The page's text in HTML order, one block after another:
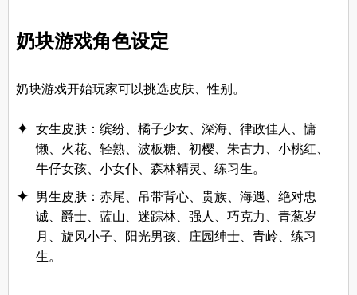
奶块游戏角色设定
奶块游戏开始玩家可以挑选皮肤、性别。
女生皮肤：缤纷、橘子少女、深海、律政佳人、慵
懒、火花、轻熟、波板糖、初樱、朱古力、小桃红、
牛仔女孩、小女仆、森林精灵、练习生。
男生皮肤：赤尾、吊带背心、贵族、海遇、绝对忠
诚、爵士、蓝山、迷踪林、强人、巧克力、青葱岁
月、旋风小子、阳光男孩、庄园绅士、青岭、练习
生。